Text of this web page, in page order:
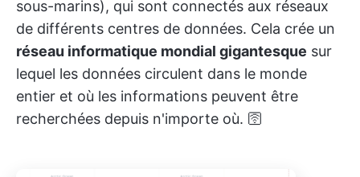
sous-marins), qui sont connectés aux réseaux
de différents centres de données. Cela crée un
réseau informatique mondial gigantesque sur
lequel les données circulent dans le monde
entier et où les informations peuvent être
recherchées depuis n'importe où. 🛜